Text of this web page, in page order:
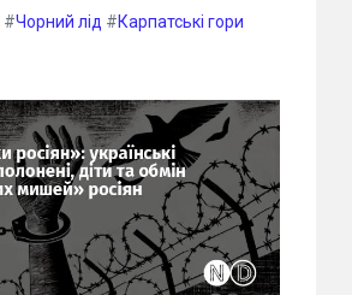
#Чорний лід #Карпатські гори